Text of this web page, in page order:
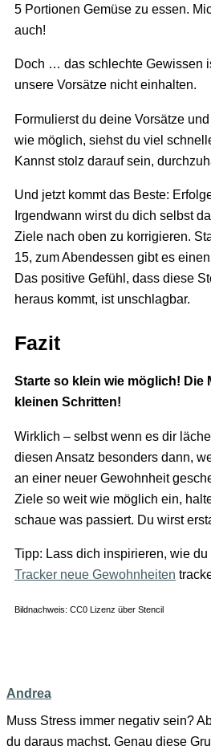
5 Portionen Gemüse zu essen.
auch!
Doch … das schlechte Gewissen
unsere Vorsätze nicht einhalten.
Formulierst du deine Vorsätze
wie möglich, siehst du viel
Kannst stolz darauf sein,
Und jetzt kommt das Beste:
Irgendwann wirst du dich selbst
Ziele nach oben zu korrigieren.
15, zum Abendessen gibt es
Das positive Gefühl, dass diese
heraus kommt, ist unschlagbar.
Fazit
Starte so klein wie möglich! Die
kleinen Schritten!
Wirklich – selbst wenn es dir
diesen Ansatz besonders dann,
an einer neuer Gewohnheit
Ziele so weit wie möglich ein,
schaue was passiert. Du wirst
Tipp: Lass dich inspirieren, wie du
Tracker neue Gewohnheiten
Bildnachweis: CC0 Lizenz über Stencil
Andrea
Muss Stress immer negativ sein?
du daraus machst. Genau diese